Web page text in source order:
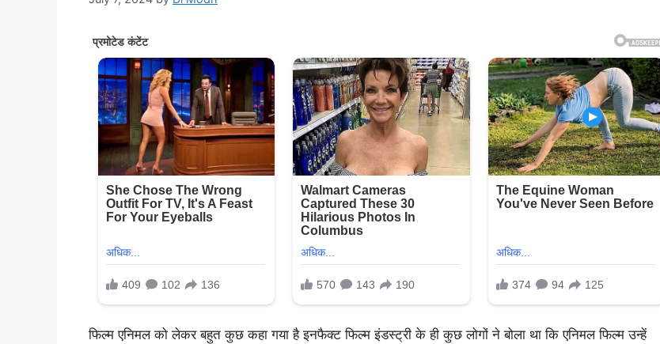
फिल्म एनिमल को लेकर बहुत कुछ कहा गया है इनफैक्ट फिल्म इंडस्ट्री के ही कुछ लोगों ने बोला था कि एनिमल फिल्म उन्हें